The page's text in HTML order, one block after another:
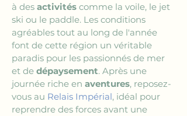
à des activités comme la voile, le jet
ski ou le paddle. Les conditions
agréables tout au long de l'année
font de cette région un véritable
paradis pour les passionnés de mer
et de dépaysement. Après une
journée riche en aventures, reposez-
vous au Relais Impérial, idéal pour
reprendre des forces avant une